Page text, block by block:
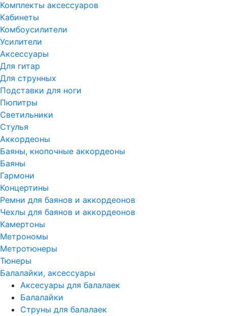
Комплекты аксессуаров
Кабинеты
Комбоусилители
Усилители
Аксессуары
Для гитар
Для струнных
Подставки для ноги
Пюпитры
Светильники
Стулья
Аккордеоны
Баяны, кнопочные аккордеоны
Баяны
Гармони
Концертины
Ремни для баянов и аккордеонов
Чехлы для баянов и аккордеонов
Камертоны
Метрономы
Метротюнеры
Тюнеры
Балалайки, аксессуары
Аксесуары для балалаек
Балалайки
Струны для балалаек